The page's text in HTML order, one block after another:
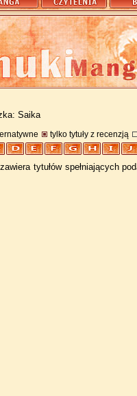
Saika
tylko tytuły z recenzją
tytułów spełniających